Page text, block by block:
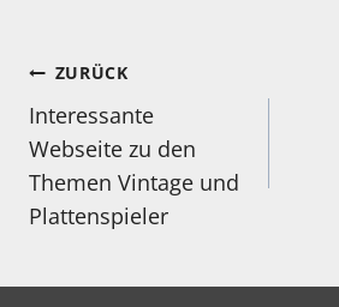
Beitragsnavigation
ZURÜCK
Interessante
Webseite zu den
Themen Vintage und
Plattenspieler